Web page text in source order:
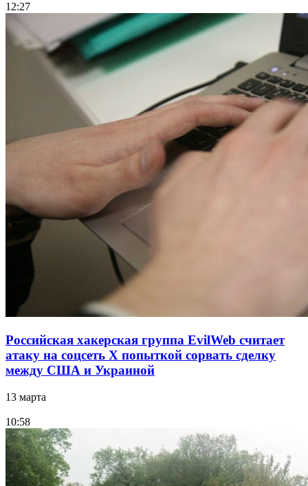
12:27
Российская хакерская группа EvilWeb считает
атаку на соцсеть Х попыткой сорвать сделку
между США и Украиной
13 марта
10:58